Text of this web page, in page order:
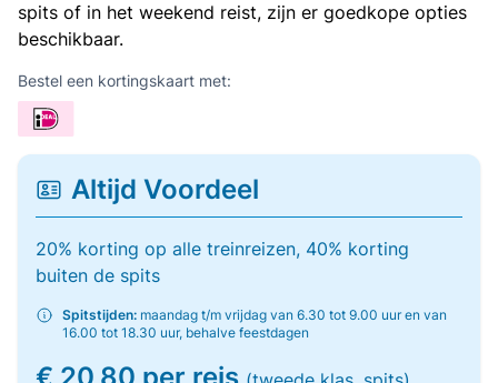
spits of in het weekend reist, zijn er goedkope opties
beschikbaar.
Bestel een kortingskaart met:
Altijd Voordeel
20% korting op alle treinreizen, 40% korting
buiten de spits
Spitstijden: maandag t/m vrijdag van 6.30 tot 9.00 uur en van
16.00 tot 18.30 uur, behalve feestdagen